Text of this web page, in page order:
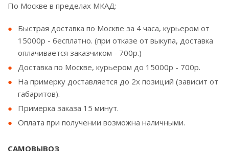
По Москве в пределах МКАД:
Быстрая доставка по Москве за 4 часа, курьером от
15000р - бесплатно. (при отказе от выкупа, доставка
оплачивается заказчиком - 700р.)
Доставка по Москве, курьером до 15000р - 700р.
На примерку доставляется до 2х позиций (зависит от
габаритов).
Примерка заказа 15 минут.
Оплата при получении возможна наличными.
САМОВЫВОЗ